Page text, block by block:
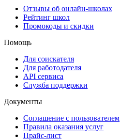
Отзывы об онлайн-школах
Рейтинг школ
Промокоды и скидки
Помощь
Для соискателя
Для работодателя
API сервиса
Служба поддержки
Документы
Соглашение с пользователем
Правила оказания услуг
Прайс-лист